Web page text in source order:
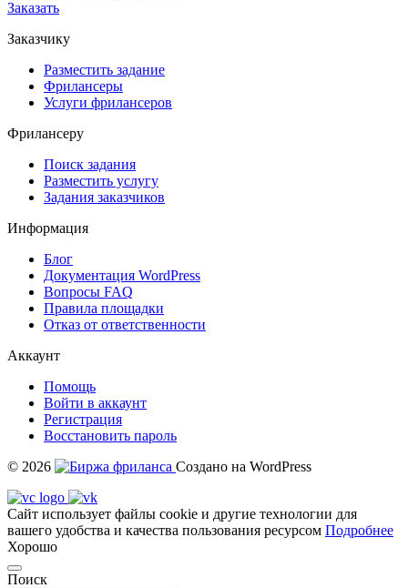
Заказать
Заказчику
Разместить задание
Фрилансеры
Услуги фрилансеров
Фрилансеру
Поиск задания
Разместить услугу
Задания заказчиков
Информация
Блог
Документация WordPress
Вопросы FAQ
Правила площадки
Отказ от ответственности
Аккаунт
Помощь
Войти в аккаунт
Регистрация
Восстановить пароль
© 2026
Создано на WordPress
Сайт использует файлы cookie и другие технологии для
вашего удобства и качества пользования ресурсом Подробнее
Хорошо
Поиск